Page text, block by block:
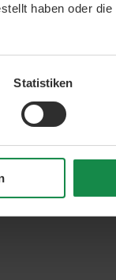
haben oder
Statistiken